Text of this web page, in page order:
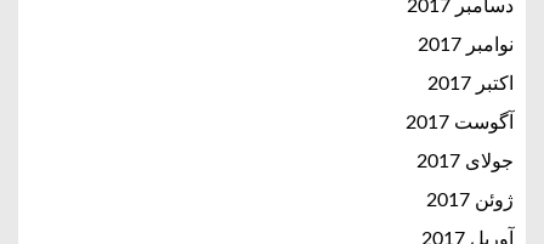
دسامبر 2017
نوامبر 2017
اکتبر 2017
آگوست 2017
جولای 2017
ژوئن 2017
آوریل 2017